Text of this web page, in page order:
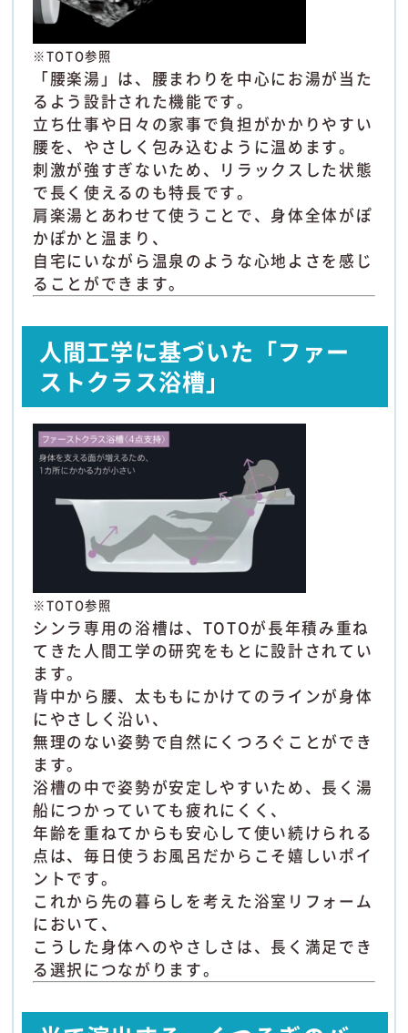
※TOTO参照
「腰楽湯」は、腰まわりを中心にお湯が当た
るよう設計された機能です。
立ち仕事や日々の家事で負担がかかりやすい
腰を、やさしく包み込むように温めます。
刺激が強すぎないため、リラックスした状態
で長く使えるのも特長です。
肩楽湯とあわせて使うことで、身体全体がぽ
かぽかと温まり、
自宅にいながら温泉のような心地よさを感じ
ることができます。
人間工学に基づいた「ファー
ストクラス浴槽」
※TOTO参照
シンラ専用の浴槽は、TOTOが長年積み重ね
てきた人間工学の研究をもとに設計されてい
ます。
背中から腰、太ももにかけてのラインが身体
にやさしく沿い、
無理のない姿勢で自然にくつろぐことができ
ます。
浴槽の中で姿勢が安定しやすいため、長く湯
船につかっていても疲れにくく、
年齢を重ねてからも安心して使い続けられる
点は、毎日使うお風呂だからこそ嬉しいポイ
ントです。
これから先の暮らしを考えた浴室リフォーム
において、
こうした身体へのやさしさは、長く満足でき
る選択につながります。